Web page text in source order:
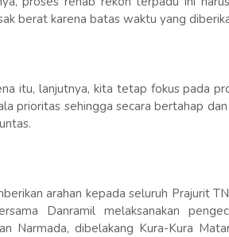
berat karena batas waktu yang
itu, lanjutnya, kita tetap fokus pada
prioritas sehingga secara bertahap
arahan kepada seluruh Prajurit
Danramil melaksanakan
Narmada, dibelakang Kura-Kura